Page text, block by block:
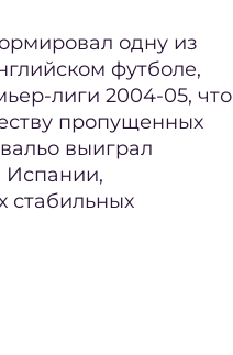
одну из
футболе,
лиги 2004-05, что
пропущенных
выиграл
Испании,
стабильных